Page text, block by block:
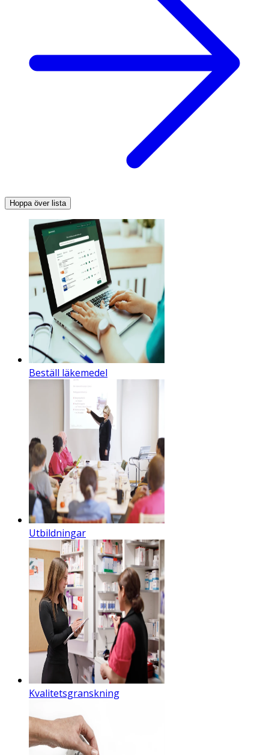
Hoppa över lista
Beställ läkemedel
Utbildningar
Kvalitetsgranskning